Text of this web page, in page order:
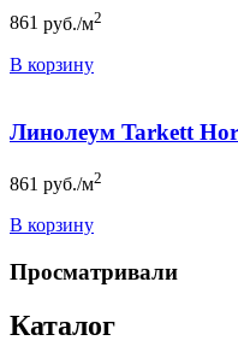
861 руб./м2
В корзину
Линолеум Tarkett
861 руб./м2
В корзину
Просматривали
Каталог